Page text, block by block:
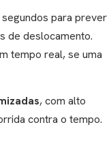
para prever
de deslocamento.
tempo real, se uma
, com alto
contra o tempo.